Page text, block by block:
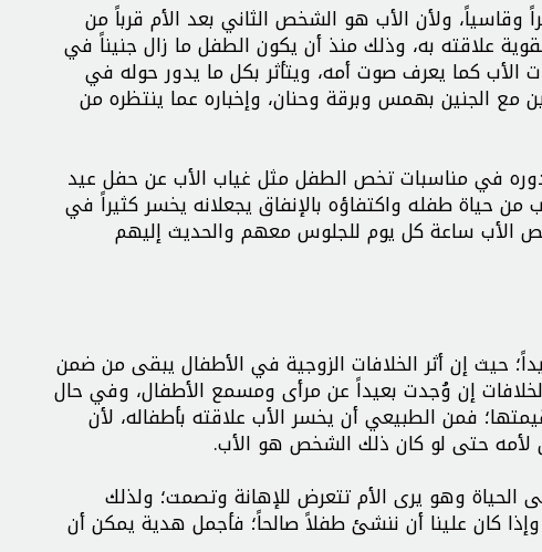
وقاسياً، ولأن الأب هو الشخص الثاني بعد الأم قرباً من
علاقته به، وذلك منذ أن يكون الطفل ما زال جنيناً في
الأب كما يعرف صوت أمه، ويتأثر بكل ما يدور حوله في
مع الجنين بهمس وبرقة وحنان، وإخباره عما ينتظره من
في مناسبات تخص الطفل مثل غياب الأب عن حفل عيد
حياة طفله واكتفاؤه بالإنفاق يجعلانه يخسر كثيراً في
الأب ساعة كل يوم للجلوس معهم والحديث إليهم
حيث إن أثر الخلافات الزوجية في الأطفال يبقى من ضمن
إن وُجدت بعيداً عن مرأى ومسمع الأطفال، وفي حال
فمن الطبيعي أن يخسر الأب علاقته بأطفاله، لأن
حتى لو كان ذلك الشخص هو الأب.
وهو يرى الأم تتعرض للإهانة وتصمت؛ ولذلك
كان علينا أن ننشئ طفلاً صالحاً؛ فأجمل هدية يمكن أن